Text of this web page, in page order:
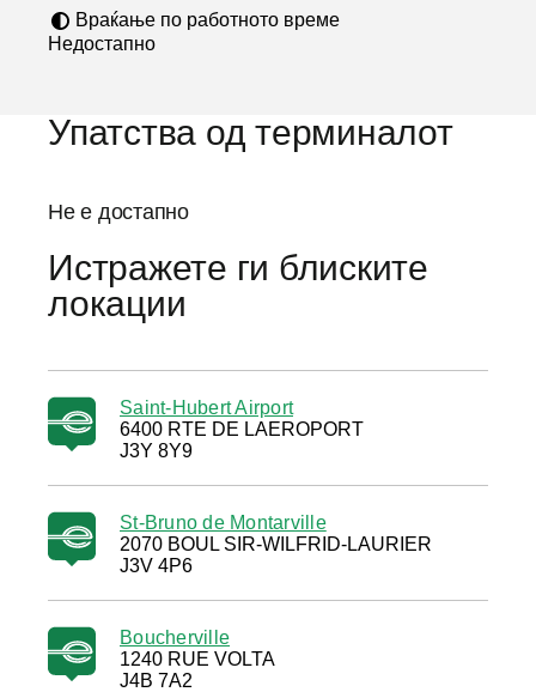
р
Враќање по работното време
Недостапно
Упатства од терминалот
Не е достапно
Истражете ги блиските
локации
Saint-Hubert Airport
6400 RTE DE LAEROPORT
J3Y 8Y9
St-Bruno de Montarville
2070 BOUL SIR-WILFRID-LAURIER
J3V 4P6
Boucherville
1240 RUE VOLTA
J4B 7A2